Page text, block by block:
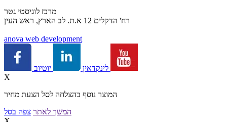
מרכז לוגיסטי גטר
רח' הדקלים 12 א.ת. לב הארץ, ראש העין
anova web development
לינקדאין
X
המוצר נוסף בהצלחה לסל הצעת מחיר
המשך לאתר צפה בסל